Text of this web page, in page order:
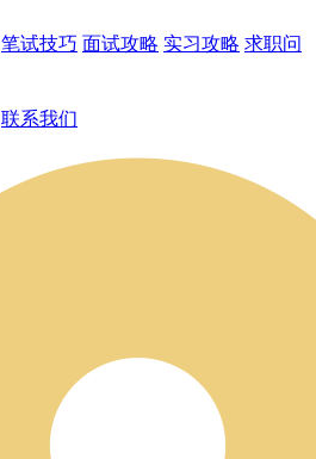
笔试技巧 面试攻略 实习攻略 求职问
联系我们